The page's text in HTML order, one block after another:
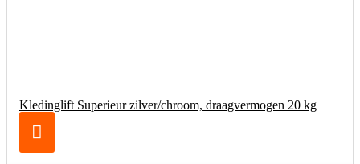
Kledinglift Superieur zilver/chroom, draagvermogen 20 kg